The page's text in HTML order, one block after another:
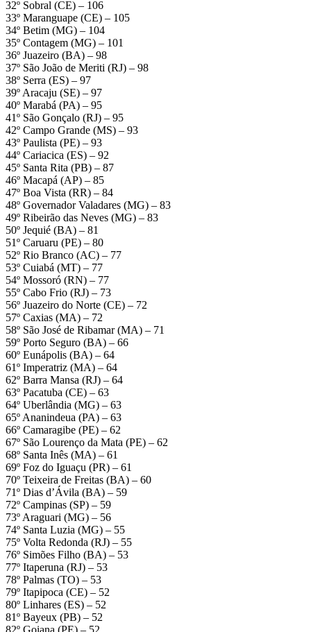
32º Sobral (CE) – 106
33º Maranguape (CE) – 105
34º Betim (MG) – 104
35º Contagem (MG) – 101
36º Juazeiro (BA) – 98
37º São João de Meriti (RJ) – 98
38º Serra (ES) – 97
39º Aracaju (SE) – 97
40º Marabá (PA) – 95
41º São Gonçalo (RJ) – 95
42º Campo Grande (MS) – 93
43º Paulista (PE) – 93
44º Cariacica (ES) – 92
45º Santa Rita (PB) – 87
46º Macapá (AP) – 85
47º Boa Vista (RR) – 84
48º Governador Valadares (MG) – 83
49º Ribeirão das Neves (MG) – 83
50º Jequié (BA) – 81
51º Caruaru (PE) – 80
52º Rio Branco (AC) – 77
53º Cuiabá (MT) – 77
54º Mossoró (RN) – 77
55º Cabo Frio (RJ) – 73
56º Juazeiro do Norte (CE) – 72
57º Caxias (MA) – 72
58º São José de Ribamar (MA) – 71
59º Porto Seguro (BA) – 66
60º Eunápolis (BA) – 64
61º Imperatriz (MA) – 64
62º Barra Mansa (RJ) – 64
63º Pacatuba (CE) – 63
64º Uberlândia (MG) – 63
65º Ananindeua (PA) – 63
66º Camaragibe (PE) – 62
67º São Lourenço da Mata (PE) – 62
68º Santa Inês (MA) – 61
69º Foz do Iguaçu (PR) – 61
70º Teixeira de Freitas (BA) – 60
71º Dias d’Ávila (BA) – 59
72º Campinas (SP) – 59
73º Araguari (MG) – 56
74º Santa Luzia (MG) – 55
75º Volta Redonda (RJ) – 55
76º Simões Filho (BA) – 53
77º Itaperuna (RJ) – 53
78º Palmas (TO) – 53
79º Itapipoca (CE) – 52
80º Linhares (ES) – 52
81º Bayeux (PB) – 52
82º Goiana (PE) – 52